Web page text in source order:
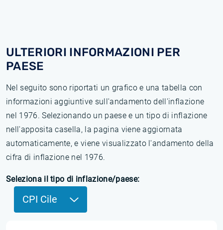
ULTERIORI INFORMAZIONI PER
PAESE
Nel seguito sono riportati un grafico e una tabella con
informazioni aggiuntive sull'andamento dell'inflazione
nel 1976. Selezionando un paese e un tipo di inflazione
nell'apposita casella, la pagina viene aggiornata
automaticamente, e viene visualizzato l'andamento della
cifra di inflazione nel 1976.
Seleziona il tipo di inflazione/paese:
CPI Cile